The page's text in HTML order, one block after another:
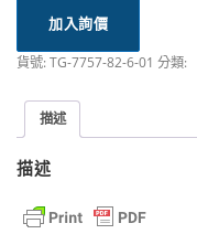
加入詢價
貨號:TG-7757-82-6-01 分類:
描述
描述